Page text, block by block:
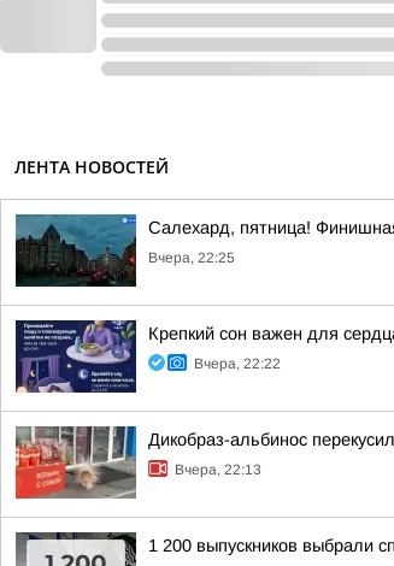
ЛЕНТА НОВОСТЕЙ
Салехард, пятница!
Вчера, 22:25
Крепкий сон важен для
Вчера, 22:22
Дикобраз-альбинос
Вчера, 22:13
1 200 выпускников выбрали